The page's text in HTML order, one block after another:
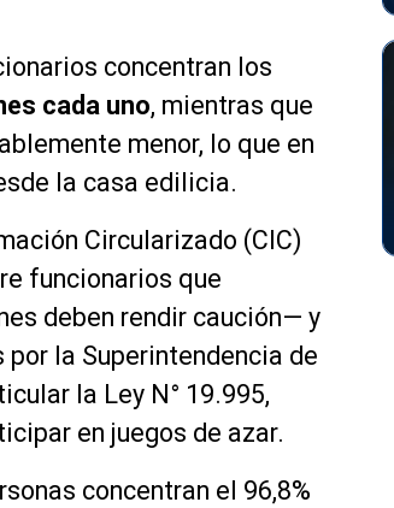
concentran los
cada uno, mientras que
menor, lo que en
la casa edilicia.
Circularizado (CIC)
funcionarios que
deben rendir caución— y
la Superintendencia de
la Ley N° 19.995,
en juegos de azar.
concentran el 96,8%